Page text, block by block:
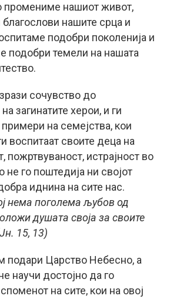
промениме нашиот живот,
благослови нашите срца и
подобри поколенија и
подобри темели на нашата
сочувство до
загинатите херои, и ги
на семејства, кои
воспитаат своите деца на
пожртвуваност, истрајност во
не го поштедија ни својот
иднина на сите нас.
нема поголема љубов од
душата своја за своите
15, 13)
подари Царство Небесно, а
научи достојно да го
на сите, кои на овој